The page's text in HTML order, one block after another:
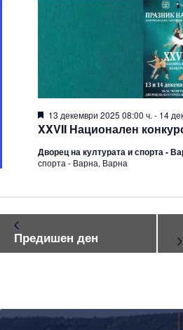
2025
XXVII Национален
Featured
13 декември 2025 08:00 ч.- 14
Дворец на културата и спорта -
спорта - Варна, Варна
Предишен ден